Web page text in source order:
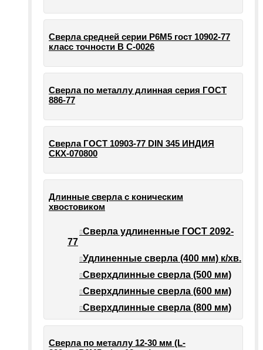
Сверла средней серии Р6М5 гост 10902-77
класс точности В С-0026
Сверла по металлу длинная серия ГОСТ
886-77
Сверла ГОСТ 10903-77 DIN 345 ИНДИЯ
СКХ-070800
Длинные сверла с коническим
хвостовиком
Сверла удлиненные ГОСТ 2092-
77
Удлиненные сверла (400 мм) к/хв.
Сверхдлинные сверла (500 мм)
Сверхдлинные сверла (600 мм)
Сверхдлинные сверла (800 мм)
Сверла по металлу 12-30 мм (L-